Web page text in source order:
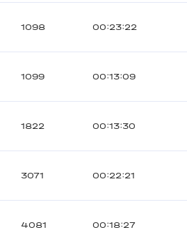
1098 00:23:22
1099 00:13:09
1822 00:13:30
3071 00:22:21
4081 00:18:27